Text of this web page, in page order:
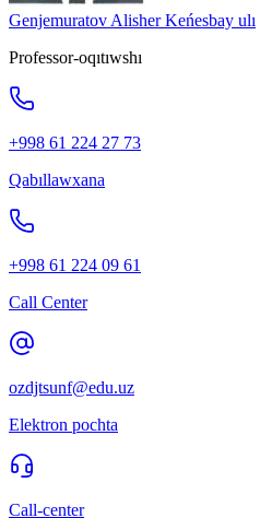
Genjemuratov Alisher Keńesbay ulı
Professor-oqıtıwshı
+998 61 224 27 73
Qabıllawxana
+998 61 224 09 61
Call Center
ozdjtsunf@edu.uz
Elektron pochta
Call-center